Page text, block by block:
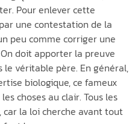
Pour enlever cette
une contestation de la
peu comme corriger une
doit apporter la preuve
le véritable père. En général,
biologique, ce fameux
choses au clair. Tous les
car la loi cherche avant tout